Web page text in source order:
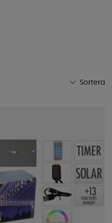
Sortera
Namn Ö-A
Lägsta pris
Högsta pris
Varumärke
Publiceringsdatum